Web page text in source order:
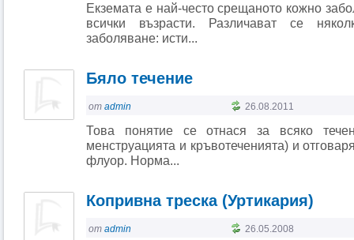
Екземата е най-често срещаното кожно
всички възрасти. Различават се
заболяване: исти...
Бяло течение
от admin 26.08.2011
Това понятие се отнася за всяко
менструацията и кръвотеченията) и
флуор. Норма...
Копривна треска (Уртикария)
от admin 26.05.2008